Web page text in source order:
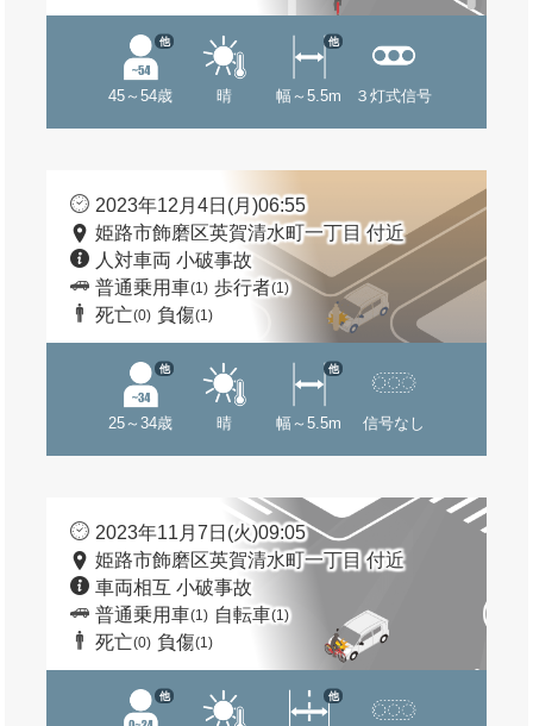
45～54歳
他
晴 幅～5.5m
他
３灯式信号
2023年12月4日(月)06:55
姫路市飾磨区英賀清水町一丁目 付近
人対車両 小破事故
普通乗用車(1) 歩行者(1)
死亡(0) 負傷(1)
25～34歳
他
晴 幅～5.5m
他
信号なし
2023年11月7日(火)09:05
姫路市飾磨区英賀清水町一丁目 付近
車両相互 小破事故
普通乗用車(1) 自転車(1)
死亡(0) 負傷(1)
他 他